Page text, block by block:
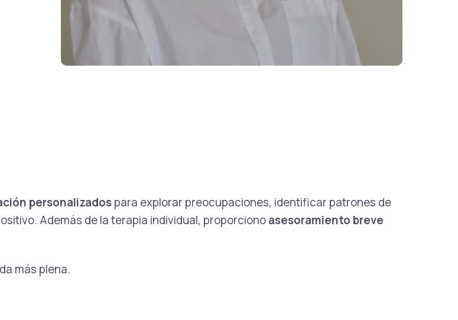
personalizadospara explorar preocupaciones, identificar patrones de
Además de la terapia individual, proporcionoasesoramiento breve
más plena.